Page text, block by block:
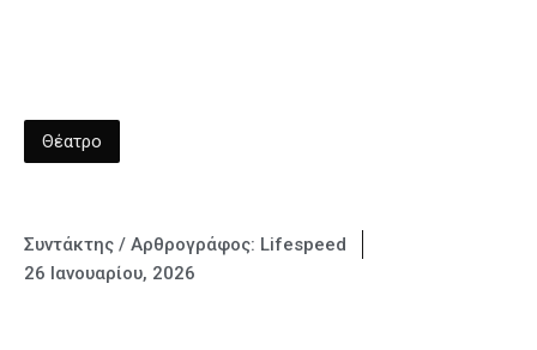
Θέατρο
Συντάκτης / Αρθρογράφος: Lifespeed
26 Ιανουαρίου, 2026